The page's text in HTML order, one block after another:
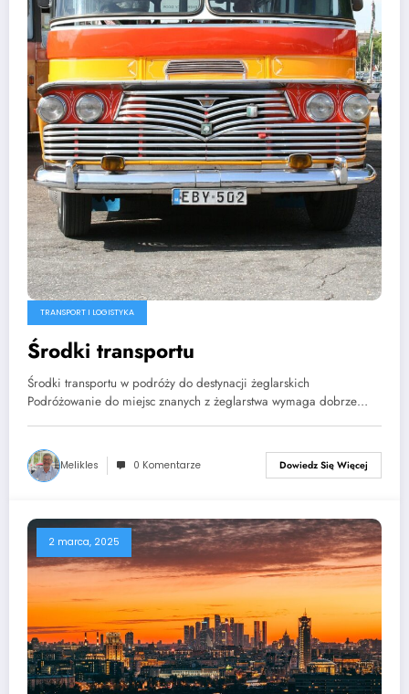
TRANSPORT I LOGISTYKA
Środki transportu
Środki transportu w podróży do destynacji żeglarskich
Podróżowanie do miejsc znanych z żeglarstwa wymaga dobrze…
Melikles 0 Komentarze Dowiedz Się Więcej
2 marca, 2025